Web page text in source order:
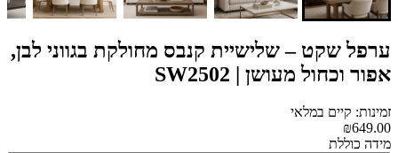
ערפל שקט – שלישיית קנבס מחולקת בגווני לבן,
אפור וכחול מעושן | SW2502
זמינות: קיים במלאי
₪649.00
מידה כוללת